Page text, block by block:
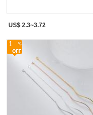
US$ 2.3~3.72
1